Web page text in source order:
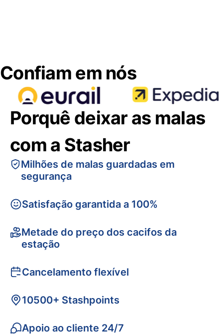
Confiam em nós
Porquê deixar as malas
com a Stasher
Milhões de malas guardadas em
segurança
Satisfação garantida a 100%
Metade do preço dos cacifos da
estação
Cancelamento flexível
10500+ Stashpoints
Apoio ao cliente 24/7